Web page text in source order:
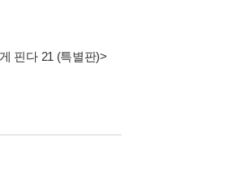
핀다 21 (특별판)>